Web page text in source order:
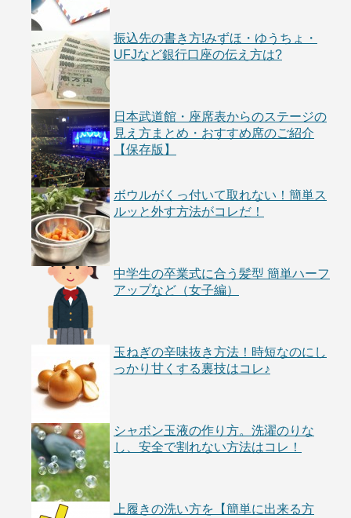
振込先の書き方!みずほ・ゆうちょ・
UFJなど銀行口座の伝え方は?
日本武道館・座席表からのステージの
見え方まとめ・おすすめ席のご紹介
【保存版】
ボウルがくっ付いて取れない！簡単ス
ルッと外す方法がコレだ！
中学生の卒業式に合う髪型 簡単ハーフ
アップなど（女子編）
玉ねぎの辛味抜き方法！時短なのにし
っかり甘くする裏技はコレ♪
シャボン玉液の作り方。洗濯のりな
し、安全で割れない方法はコレ！
上履きの洗い方を【簡単に出来る方